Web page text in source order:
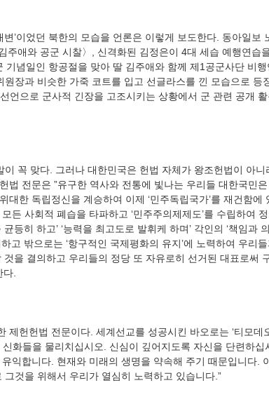
주애와 공군 시찰〉, 신격화된 김정은이 4대 세습 예행연습
기념일인 항공절을 맞아 딸 김주애와 함께 제1공군사단 비
원장과 비슷한 가죽 코트를 입고 선글라스를 낀 모습으로 등
언으로 군사적 긴장을 고조시키는 상황에서 군 관련 공개
법 전문은 ”유구한 역사와 전통에 빛나는 우리들 대한국민
대한 독립정신을 계승하여 이제 ‘민주독립국가’를 재건함
든 사회적 폐습을 타파하고 ‘민주주의제제도’를 수립하여
등히 하고’ ‘능력을 최고도로 발휘케 하며’ 각인의 ‘책임과
고 밖으로는 ‘항구적인 국제평화의 유지’에 노력하여 우리
것을 결의하고 우리들의 정당 또 자유로히 선거된 대표로써
신화들을 물리치십시오. 신심이 깊어지도록 자신을 단련하
익합니다. 현재와 미래의 생명을 약속해 주기 때문입니다.